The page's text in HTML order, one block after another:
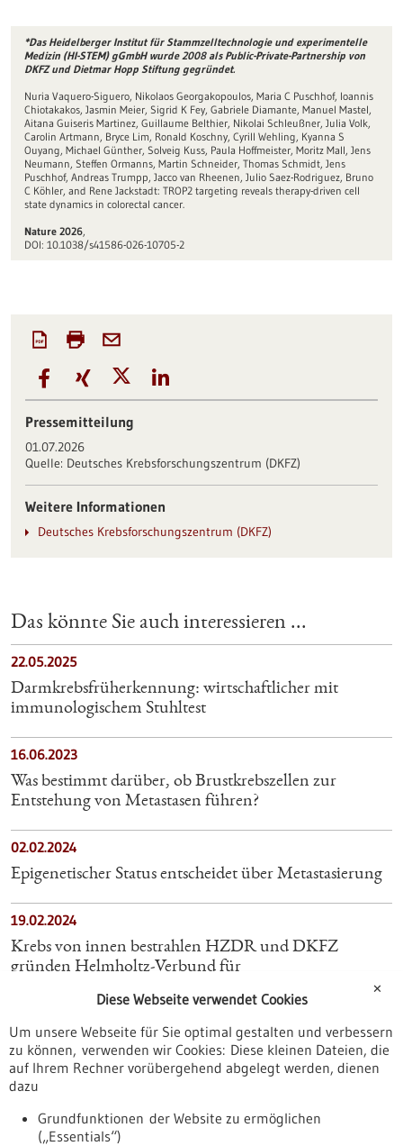
*Das Heidelberger Institut für Stammzelltechnologie und experimentelle
Medizin (HI-STEM) gGmbH wurde 2008 als Public-Private-Partnership von
DKFZ und Dietmar Hopp Stiftung gegründet.
Nuria Vaquero-Siguero, Nikolaos Georgakopoulos, Maria C Puschhof, Ioannis
Chiotakakos, Jasmin Meier, Sigrid K Fey, Gabriele Diamante, Manuel Mastel,
Aitana Guiseris Martinez, Guillaume Belthier, Nikolai Schleußner, Julia Volk,
Carolin Artmann, Bryce Lim, Ronald Koschny, Cyrill Wehling, Kyanna S
Ouyang, Michael Günther, Solveig Kuss, Paula Hoffmeister, Moritz Mall, Jens
Neumann, Steffen Ormanns, Martin Schneider, Thomas Schmidt, Jens
Puschhof, Andreas Trumpp, Jacco van Rheenen, Julio Saez-Rodriguez, Bruno
C Köhler, and Rene Jackstadt: TROP2 targeting reveals therapy-driven cell
state dynamics in colorectal cancer.
Nature 2026,
DOI: 10.1038/s41586-026-10705-2
Pressemitteilung
01.07.2026
Quelle: Deutsches Krebsforschungszentrum (DKFZ)
Weitere Informationen
Deutsches Krebsforschungszentrum (DKFZ)
Das könnte Sie auch interessieren ...
22.05.2025
Darmkrebsfrüherkennung: wirtschaftlicher mit
immunologischem Stuhltest
16.06.2023
Was bestimmt darüber, ob Brustkrebszellen zur
Entstehung von Metastasen führen?
02.02.2024
Epigenetischer Status entscheidet über Metastasierung
19.02.2024
Krebs von innen bestrahlen HZDR und DKFZ
gründen Helmholtz-Verbund für
07.04.2025
Körperliches Training wirkt sich positiv auf die sexuelle
Gesundheit von Frauen mit metastasiertem Brustkrebs
✕
Diese Webseite verwendet Cookies
Um unsere Webseite für Sie optimal gestalten und verbessern
zu können, verwenden wir Cookies: Diese kleinen Dateien, die
auf Ihrem Rechner vorübergehend abgelegt werden, dienen
dazu
Grundfunktionen der Website zu ermöglichen
(„Essentials“)